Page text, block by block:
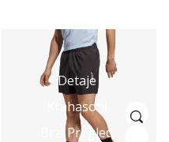
Detaje
Krahasoni
Brzi Pregled